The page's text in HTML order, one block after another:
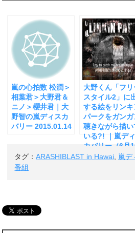
嵐の心拍数 松潤＞
相葉君＞大野君＆
ニノ＞櫻井君｜大
野智の嵐ディスカ
バリー 2015.01.14
大野くん「フリ
スタイル2」に
する絵をリンキ
パークをガンガ
聴きながら描い
いる?! ｜嵐デ
カバリー（6月
日レポ）
タグ：ARASHIBLAST in Hawai 嵐デ
番組